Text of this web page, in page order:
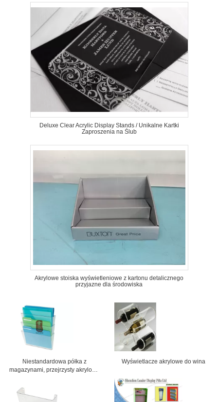
Deluxe Clear Acrylic Display Stands / Unikalne Kartki
Zaproszenia na Ślub
Akrylowe stoiska wyświetleniowe z kartonu detalicznego
przyjazne dla środowiska
Niestandardowa półka z
magazynami, przejrzysty akrylowy
Wyświetlacze akrylowe do wina